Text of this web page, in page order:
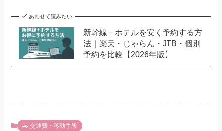
あわせて読みたい
新幹線＋ホテルを安く予約する方
法｜楽天・じゃらん・JTB・個別
予約を比較【2026年版】
🚗 交通費・移動手段